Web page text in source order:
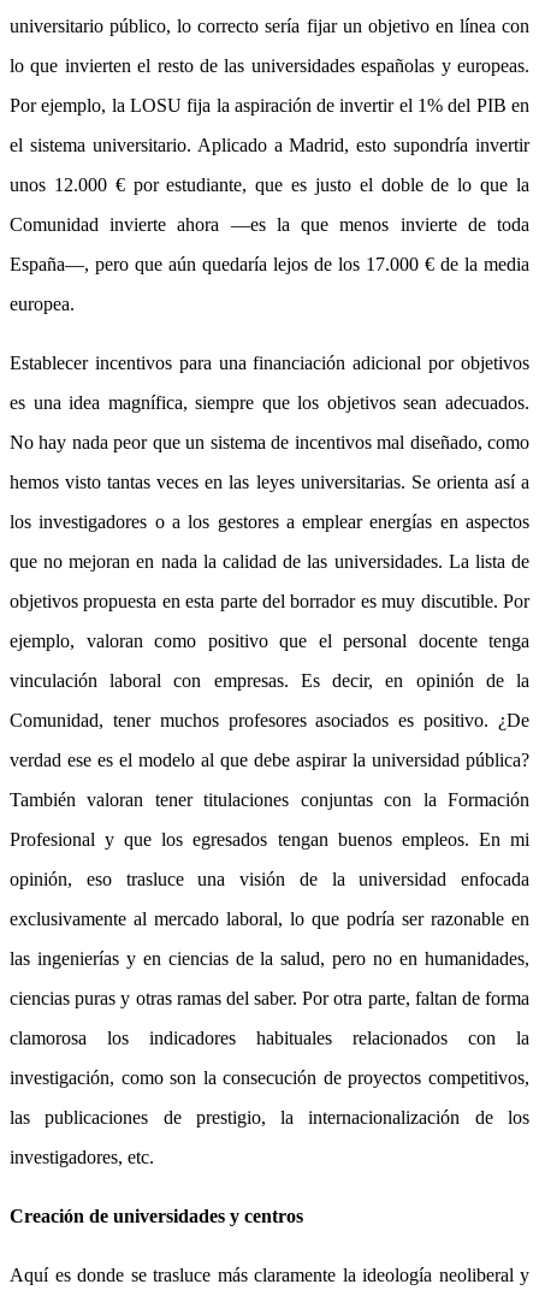
universitario público, lo correcto sería fijar un objetivo en línea con
lo que invierten el resto de las universidades españolas y europeas.
Por ejemplo, la LOSU fija la aspiración de invertir el 1% del PIB en
el sistema universitario. Aplicado a Madrid, esto supondría invertir
unos 12.000 € por estudiante, que es justo el doble de lo que la
Comunidad invierte ahora —es la que menos invierte de toda
España—, pero que aún quedaría lejos de los 17.000 € de la media
europea.
Establecer incentivos para una financiación adicional por objetivos
es una idea magnífica, siempre que los objetivos sean adecuados.
No hay nada peor que un sistema de incentivos mal diseñado, como
hemos visto tantas veces en las leyes universitarias. Se orienta así a
los investigadores o a los gestores a emplear energías en aspectos
que no mejoran en nada la calidad de las universidades. La lista de
objetivos propuesta en esta parte del borrador es muy discutible. Por
ejemplo, valoran como positivo que el personal docente tenga
vinculación laboral con empresas. Es decir, en opinión de la
Comunidad, tener muchos profesores asociados es positivo. ¿De
verdad ese es el modelo al que debe aspirar la universidad pública?
También valoran tener titulaciones conjuntas con la Formación
Profesional y que los egresados tengan buenos empleos. En mi
opinión, eso trasluce una visión de la universidad enfocada
exclusivamente al mercado laboral, lo que podría ser razonable en
las ingenierías y en ciencias de la salud, pero no en humanidades,
ciencias puras y otras ramas del saber. Por otra parte, faltan de forma
clamorosa los indicadores habituales relacionados con la
investigación, como son la consecución de proyectos competitivos,
las publicaciones de prestigio, la internacionalización de los
investigadores, etc.
Creación de universidades y centros
Aquí es donde se trasluce más claramente la ideología neoliberal y